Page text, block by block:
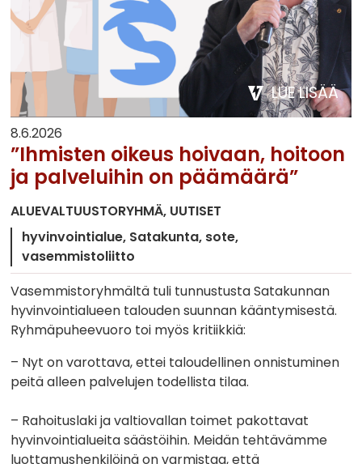
LUE LISÄÄ
8.6.2026
”Ihmisten oikeus hoivaan, hoitoon
ja palveluihin on päämäärä”
ALUEVALTUUSTORYHMÄ UUTISET
hyvinvointialue Satakunta sote
vasemmistoliitto
Vasemmistoryhmältä tuli tunnustusta Satakunnan
hyvinvointialueen talouden suunnan kääntymisestä.
Ryhmäpuheevuoro toi myös kritiikkiä:
– Nyt on varottava, ettei taloudellinen onnistuminen
peitä alleen palvelujen todellista tilaa.
– Rahoituslaki ja valtiovallan toimet pakottavat
hyvinvointialueita säästöihin. Meidän tehtävämme
luottamushenkilöinä on varmistaa, että